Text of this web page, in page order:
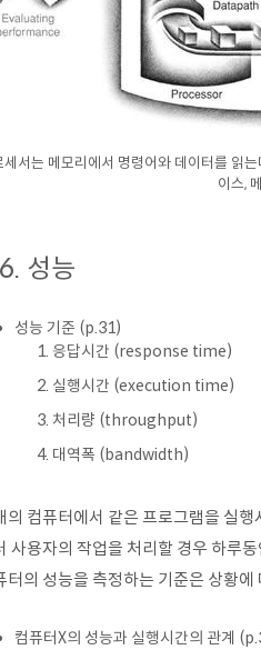
세서는 메모리에서 명령어와 데이터를 읽
이스,
성능
성능 기준 (p.31)
응답시간 (response time)
실행시간 (execution time)
처리량 (throughput)
대역폭 (bandwidth)
의 컴퓨터에서 같은 프로그램을 실
사용자의 작업을 처리할 경우 하루
터의 성능을 측정하는 기준은 상황에
컴퓨터X의 성능과 실행시간의 관계